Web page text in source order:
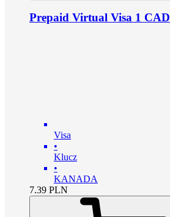
Prepaid Virtual Visa 1 CAD
Visa
•
Klucz
•
KANADA
7.39 PLN